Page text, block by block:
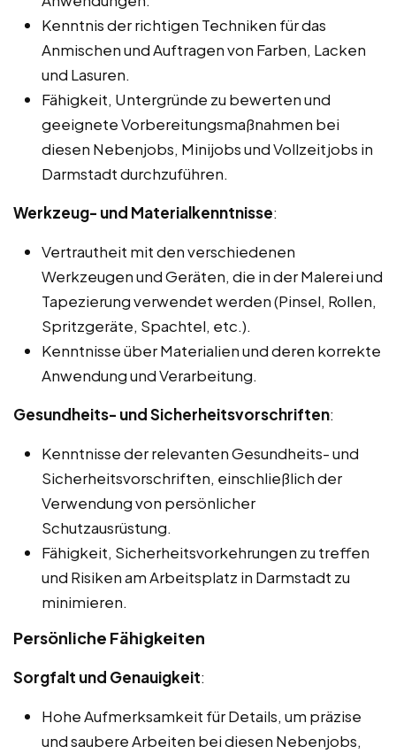
Kenntnis der richtigen Techniken für das
Anmischen und Auftragen von Farben, Lacken
und Lasuren.
Fähigkeit, Untergründe zu bewerten und
geeignete Vorbereitungsmaßnahmen bei
diesen Nebenjobs, Minijobs und Vollzeitjobs in
Darmstadt durchzuführen.
Werkzeug- und Materialkenntnisse:
Vertrautheit mit den verschiedenen
Werkzeugen und Geräten, die in der Malerei und
Tapezierung verwendet werden (Pinsel, Rollen,
Spritzgeräte, Spachtel, etc.).
Kenntnisse über Materialien und deren korrekte
Anwendung und Verarbeitung.
Gesundheits- und Sicherheitsvorschriften:
Kenntnisse der relevanten Gesundheits- und
Sicherheitsvorschriften, einschließlich der
Verwendung von persönlicher
Schutzausrüstung.
Fähigkeit, Sicherheitsvorkehrungen zu treffen
und Risiken am Arbeitsplatz in Darmstadt zu
minimieren.
Persönliche Fähigkeiten
Sorgfalt und Genauigkeit:
Hohe Aufmerksamkeit für Details, um präzise
und saubere Arbeiten bei diesen Nebenjobs,